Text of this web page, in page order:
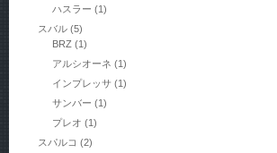
ハスラー (1)
スバル(5)
BRZ (1)
アルシオーネ (1)
インプレッサ (1)
サンバー (1)
プレオ (1)
スパルコ (2)